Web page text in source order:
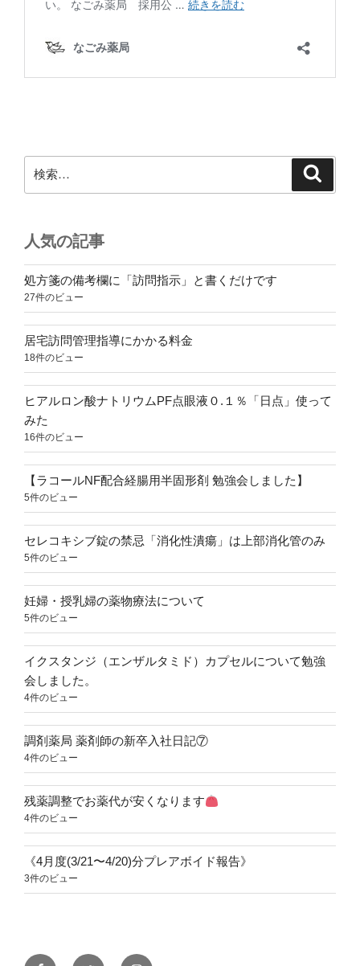
索:
人気の記事
処方箋の備考欄に「訪問指示」と書くだけです
27件のビュー
居宅訪問管理指導にかかる料金
18件のビュー
ヒアルロン酸ナトリウムPF点眼液０.１％「日点」使って
みた
16件のビュー
【ラコールNF配合経腸用半固形剤 勉強会しました】
5件のビュー
セレコキシブ錠の禁忌「消化性潰瘍」は上部消化管のみ
5件のビュー
妊婦・授乳婦の薬物療法について
5件のビュー
イクスタンジ（エンザルタミド）カプセルについて勉強
会しました。
4件のビュー
調剤薬局 薬剤師の新卒入社日記⑦
4件のビュー
残薬調整でお薬代が安くなります
4件のビュー
《4月度(3/21〜4/20)分プレアボイド報告》
3件のビュー
FacebookTwitter Instagram